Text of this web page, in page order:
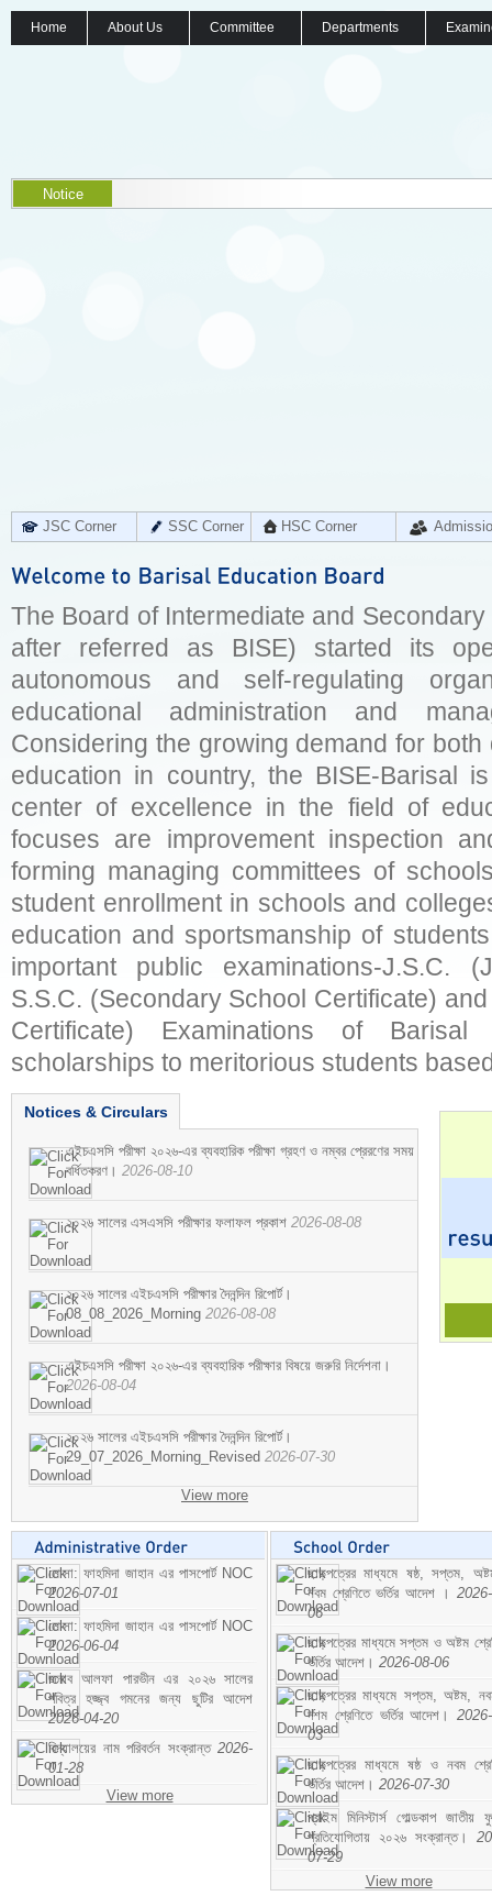
Home About Us Committee Departments
Notice
JSC Corner SSC Corner HSC Corner
The Board of Intermediate and
after referred as BISE) started its
autonomous and self-regulating
educational administration and
Considering the growing demand for
education in country, the BISE-Barisal
center of excellence in the field of
focuses are improvement inspection
forming managing committees of
student enrollment in schools and
education and sportsmanship of
important public examinations-J.S.C.
S.S.C. (Secondary School Certificate)
Certificate) Examinations of
scholarships to meritorious students
Notices & Circulars
এইচএসসি পরীক্ষা ২০২৬-এর ব্যবহারিক পরীক্ষা গ্রহণ ও নম্বর প্রেরণের সময়
বর্ধিতকরণ। 2026-08-10
২০২৬ সালের এসএসসি পরীক্ষার ফলাফল প্রকাশ 2026-08-08
২০২৬ সালের এইচএসসি পরীক্ষার দৈনন্দিন রিপোর্ট।
08_08_2026_Morning 2026-08-08
এইচএসসি পরীক্ষা ২০২৬-এর ব্যবহারিক পরীক্ষার বিষয়ে জরুরি নির্দেশনা।
2026-08-04
২০২৬ সালের এইচএসসি পরীক্ষার দৈনন্দিন রিপোর্ট।
29_07_2026_Morning_Revised 2026-07-30
View more
মোসা: ফাহমিদা জাহান এর পাসপোর্ট NOC
2026-07-01
মোসা: ফাহমিদা জাহান এর পাসপোর্ট NOC
2026-06-04
জনাব আলফা পারভীন এর ২০২৬ সালের
পবিত্র হজ্জ্ব গমনের জন্য ছুটির আদেশ
2026-04-20
বিদ্যালয়ের নাম পরিবর্তন সংক্রান্ত 2026-
01-28
View more
ছাড়পত্রের মাধ্যমে ষষ্ঠ, সপ্তম,
নবম শ্রেণিতে ভর্তির আদেশ ।
06
ছাড়পত্রের মাধ্যমে সপ্তম ও অষ্টম
ভর্তির আদেশ। 2026-08-06
ছাড়পত্রের মাধ্যমে সপ্তম, অষ্টম,
দশম শ্রেণিতে ভর্তির আদেশ।
03
ছাড়পত্রের মাধ্যমে ষষ্ঠ ও নবম
ভর্তির আদেশ। 2026-07-30
প্রাইম মিনিস্টার্স গোল্ডকাপ জাতীয়
প্রতিযোগিতায় ২০২৬ সংক্রান্ত।
07-29
View more